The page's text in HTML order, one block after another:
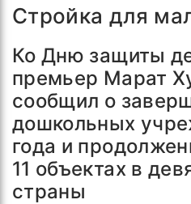
Стройка для
Ко Дню защиты
премьер Марат
сообщил о
дошкольных
года и
11 объектах в
страны